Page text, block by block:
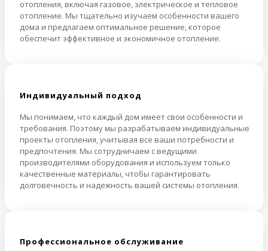
отопления, включая газовое, электрическое и тепловое
отопление. Мы тщательно изучаем особенности вашего
дома и предлагаем оптимальное решение, которое
обеспечит эффективное и экономичное отопление.
Индивидуальный подход
Мы понимаем, что каждый дом имеет свои особенности и
требования. Поэтому мы разрабатываем индивидуальные
проекты отопления, учитывая все ваши потребности и
предпочтения. Мы сотрудничаем с ведущими
производителями оборудования и используем только
качественные материалы, чтобы гарантировать
долговечность и надежность вашей системы отопления.
Профессиональное обслуживание